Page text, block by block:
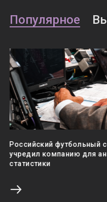
Популярное
Российский футбольный
учредил компанию для
статистики